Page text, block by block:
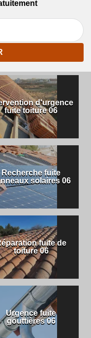
d'urgence
fuite toiture 06
Recherche fuite
solaires 06
fuite de
toiture 06
Urgence fuite
gouttières 06